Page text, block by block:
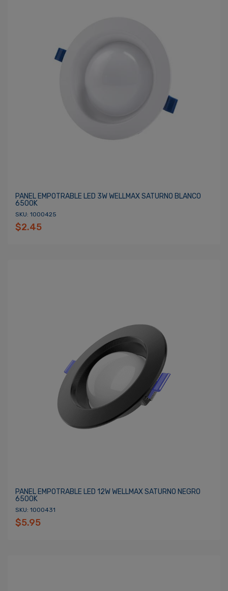
PANEL EMPOTRABLE LED 3W WELLMAX SATURNO BLANCO
6500K
SKU: 1000425
$2.45
PANEL EMPOTRABLE LED 12W WELLMAX SATURNO NEGRO
6500K
SKU: 1000431
$5.95